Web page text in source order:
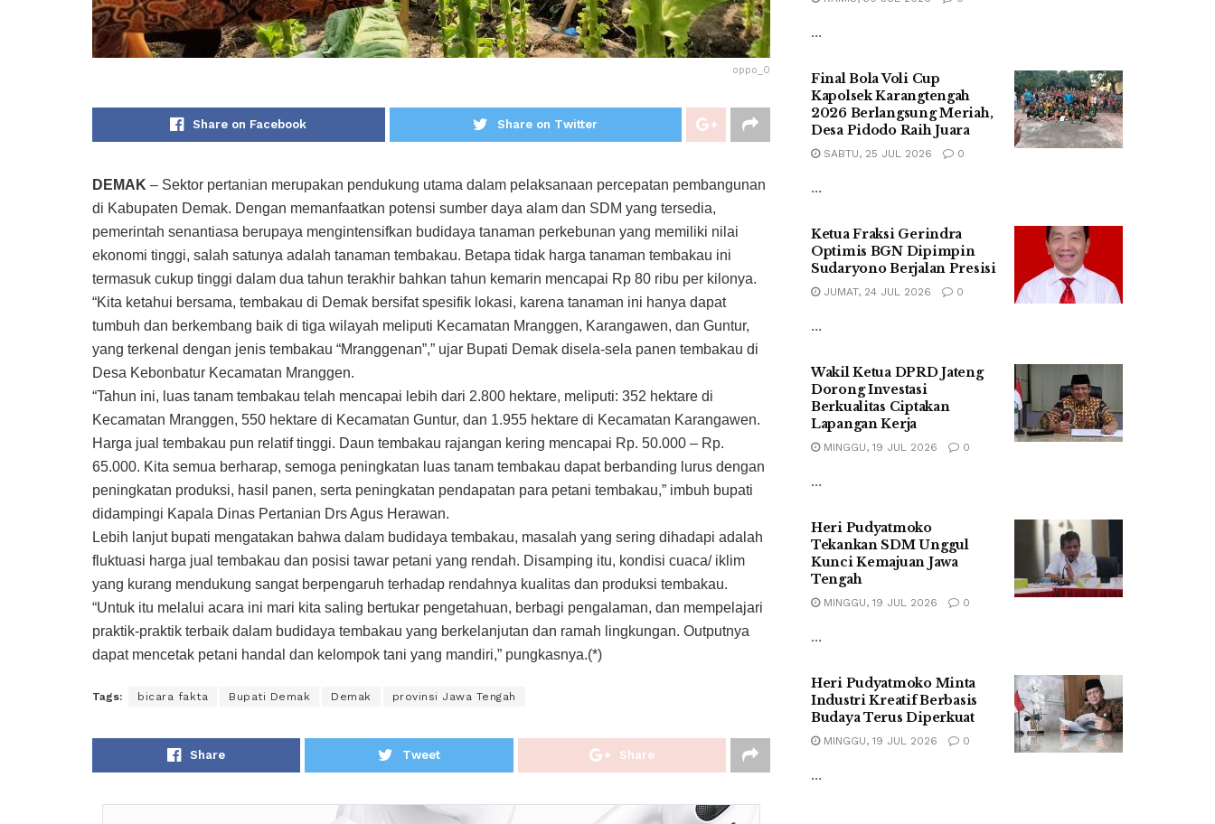
oppo_0
Share on Facebook Share on Twitter
DEMAK – Sektor pertanian merupakan pendukung utama dalam pelaksanaan percepatan pembangunan
di Kabupaten Demak. Dengan memanfaatkan potensi sumber daya alam dan SDM yang tersedia,
pemerintah senantiasa berupaya mengintensifkan budidaya tanaman perkebunan yang memiliki nilai
ekonomi tinggi, salah satunya adalah tanaman tembakau. Betapa tidak harga tanaman tembakau ini
termasuk cukup tinggi dalam dua tahun terakhir bahkan tahun kemarin mencapai Rp 80 ribu per kilonya.
“Kita ketahui bersama, tembakau di Demak bersifat spesifik lokasi, karena tanaman ini hanya dapat
tumbuh dan berkembang baik di tiga wilayah meliputi Kecamatan Mranggen, Karangawen, dan Guntur,
yang terkenal dengan jenis tembakau “Mranggenan”,” ujar Bupati Demak disela-sela panen tembakau di
Desa Kebonbatur Kecamatan Mranggen.
“Tahun ini, luas tanam tembakau telah mencapai lebih dari 2.800 hektare, meliputi: 352 hektare di
Kecamatan Mranggen, 550 hektare di Kecamatan Guntur, dan 1.955 hektare di Kecamatan Karangawen.
Harga jual tembakau pun relatif tinggi. Daun tembakau rajangan kering mencapai Rp. 50.000 – Rp.
65.000. Kita semua berharap, semoga peningkatan luas tanam tembakau dapat berbanding lurus dengan
peningkatan produksi, hasil panen, serta peningkatan pendapatan para petani tembakau,” imbuh bupati
didampingi Kapala Dinas Pertanian Drs Agus Herawan.
Lebih lanjut bupati mengatakan bahwa dalam budidaya tembakau, masalah yang sering dihadapi adalah
fluktuasi harga jual tembakau dan posisi tawar petani yang rendah. Disamping itu, kondisi cuaca/ iklim
yang kurang mendukung sangat berpengaruh terhadap rendahnya kualitas dan produksi tembakau.
“Untuk itu melalui acara ini mari kita saling bertukar pengetahuan, berbagi pengalaman, dan mempelajari
praktik-praktik terbaik dalam budidaya tembakau yang berkelanjutan dan ramah lingkungan. Outputnya
dapat mencetak petani handal dan kelompok tani yang mandiri,” pungkasnya.(*)
Tags: bicara fakta Bupati Demak Demak provinsi Jawa Tengah
Share Tweet Share
...
Final Bola Voli Cup
Kapolsek Karangtengah
2026 Berlangsung Meriah,
Desa Pidodo Raih Juara
SABTU, 25 JUL 2026 0
...
Ketua Fraksi Gerindra
Optimis BGN Dipimpin
Sudaryono Berjalan Presisi
JUMAT, 24 JUL 2026 0
...
Wakil Ketua DPRD Jateng
Dorong Investasi
Berkualitas Ciptakan
Lapangan Kerja
MINGGU, 19 JUL 2026 0
...
Heri Pudyatmoko
Tekankan SDM Unggul
Kunci Kemajuan Jawa
Tengah
MINGGU, 19 JUL 2026 0
...
Heri Pudyatmoko Minta
Industri Kreatif Berbasis
Budaya Terus Diperkuat
MINGGU, 19 JUL 2026 0
...